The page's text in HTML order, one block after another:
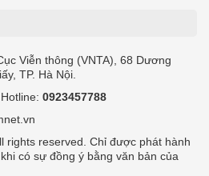
Viễn thông (VNTA), 68 Dương
TP. Hà Nội.
0923457788
rights reserved. Chỉ được phát hành
có sự đồng ý bằng văn bản của